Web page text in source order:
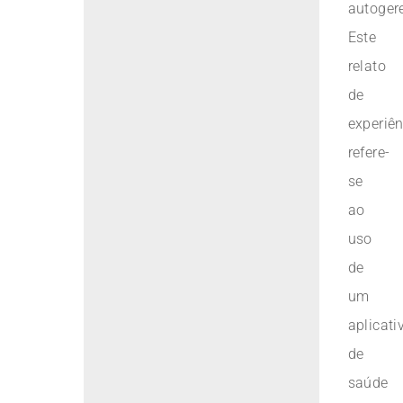
Este
relato
de
refere-
se
ao
uso
de
um
de
saúde